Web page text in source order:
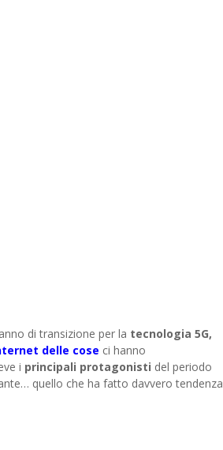
di transizione per la tecnologia 5G,
delle cose ci hanno
i principali protagonisti del periodo
quello che ha fatto davvero tendenza